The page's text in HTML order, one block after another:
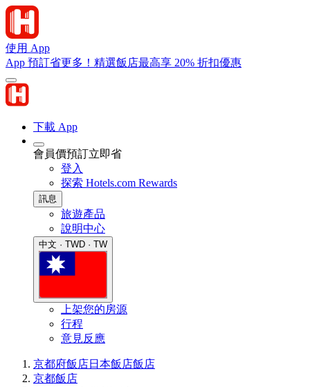
使用 App
App 預訂省更多！精選飯店最高享 20% 折扣優惠
下載 App
會員價預訂立即省
登入
探索 Hotels.com Rewards
訊息
旅遊產品
說明中心
中文 · TWD · TW
上架您的房源
行程
意見反應
京都府飯店日本飯店飯店
京都飯店